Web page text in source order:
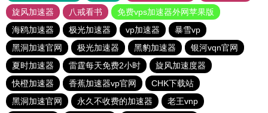
旋风加速器
八戒看书
免费vps加速器外网苹果版
海鸥加速器
极光加速器 vp加速器
暴雪vp
黑洞加速官网
极光加速器 黑豹加速器
银河vqn官网
夏时加速器
雷霆每天免费2小时
旋风加速度器
快橙加速器
香蕉加速器vp官网
CHK下载站
黑洞加速官网
永久不收费的加速器 老王vnp